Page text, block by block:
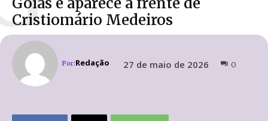
Cristiomário Medeiros
Por:Redação 27 de maio de 2026 0